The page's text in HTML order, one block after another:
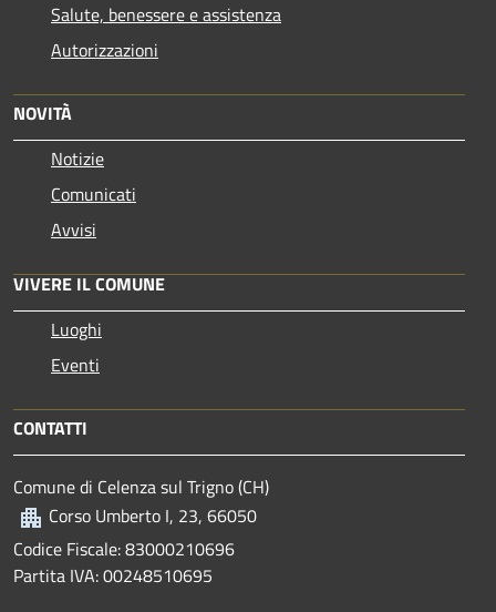
Salute, benessere e assistenza
Autorizzazioni
NOVITÀ
Notizie
Comunicati
Avvisi
VIVERE IL COMUNE
Luoghi
Eventi
CONTATTI
Comune di Celenza sul Trigno (CH)
Corso Umberto I, 23, 66050
Codice Fiscale: 83000210696
Partita IVA: 00248510695